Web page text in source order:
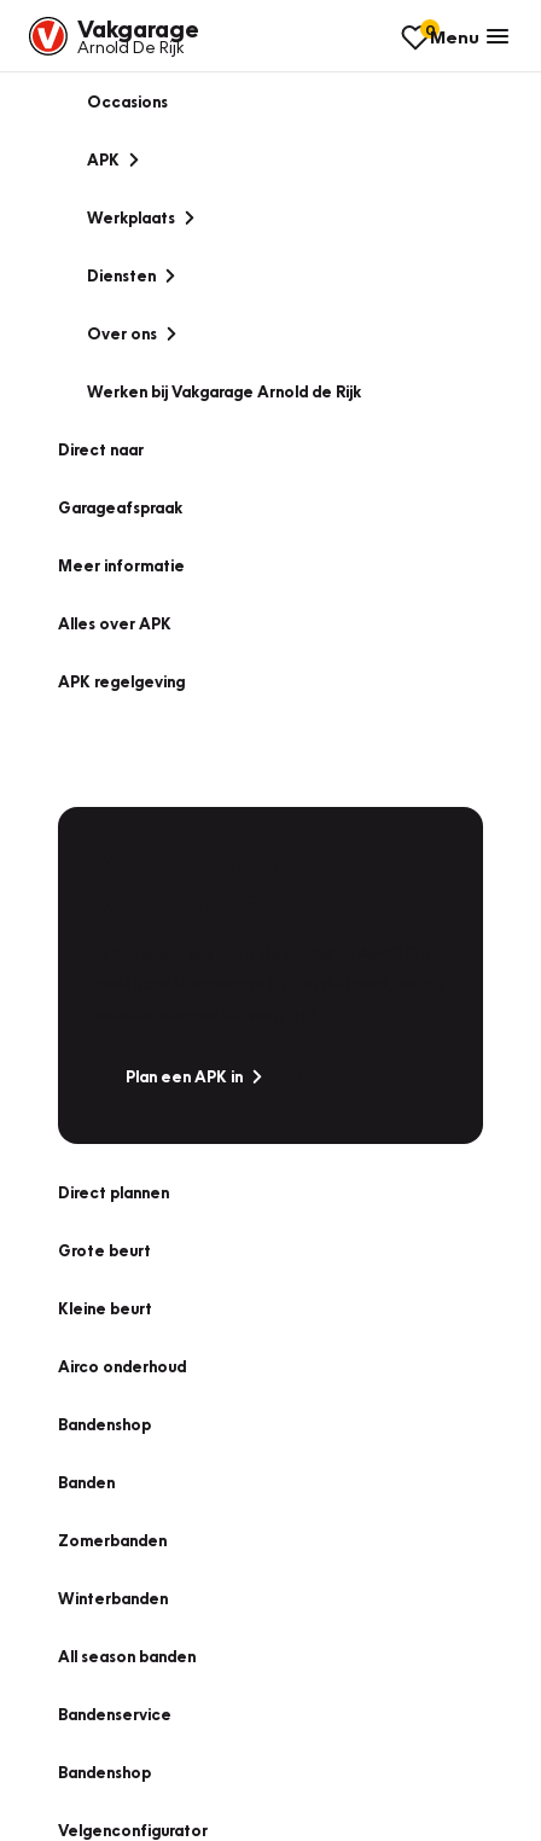
Vakgarage
Arnold De Rijk
0Menu
Occasions
APK
Werkplaats
Diensten
Over ons
Werken bij Vakgarage Arnold de Rijk
Direct naar
Garageafspraak
Meer informatie
Alles over APK
APK regelgeving
Plan een APK in
Direct plannen
Grote beurt
Kleine beurt
Airco onderhoud
Bandenshop
Banden
Zomerbanden
Winterbanden
All season banden
Bandenservice
Bandenshop
Velgenconfigurator